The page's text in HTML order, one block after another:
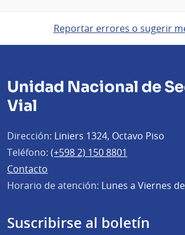
Reportar errores o sugerir
Unidad Nacional de
Vial
Dirección: Liniers 1324, Octavo Piso
Teléfono: (+598 2) 150 8801
Contacto
Horario de atención: Lunes a Viernes
Suscribirse al boletín